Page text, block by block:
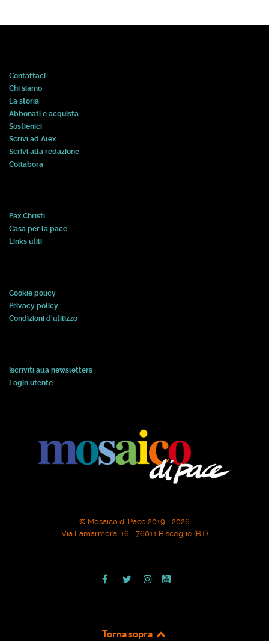
Contattaci
Chi siamo
La storia
Abbonati e acquista
Sostienici
Scrivi ad Alex
Scrivi alla redazione
Collabora
Pax Christi
Casa per la pace
Links utili
Cookie policy
Privacy policy
Condizioni d'utilizzo
Iscriviti alla newsletters
Login utente
© Mosaico di Pace 2019 - 2026
Via Lamarmora, 16 - 76011 Bisceglie (BT)
Torna sopra